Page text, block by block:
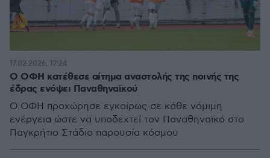
Ο ΟΦΗ κατέθεσε αίτημα αναστολής της ποινής της
έδρας ενόψει Παναθηναϊκού
Ο ΟΦΗ προχώρησε εγκαίρως σε κάθε νόμιμη
ενέργεια ώστε να υποδεχτεί τον Παναθηναϊκό στο
Παγκρήτιο Στάδιο παρουσία κόσμου
17.02.2026, 17:24